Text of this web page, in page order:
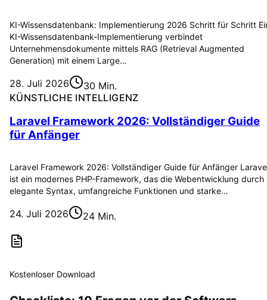
KI-Wissensdatenbank: Implementierung 2026 Schritt für Schritt
KI-Wissensdatenbank-Implementierung verbindet
Unternehmensdokumente mittels RAG (Retrieval Augmented
Generation) mit einem Large…
28. Juli 2026
30 Min.
KÜNSTLICHE INTELLIGENZ
Laravel Framework 2026: Vollständiger Guide
für Anfänger
Laravel Framework 2026: Vollständiger Guide für Anfänger
ist ein modernes PHP-Framework, das die Webentwicklung durch
elegante Syntax, umfangreiche Funktionen und starke…
24. Juli 2026 24 Min.
Kostenloser Download